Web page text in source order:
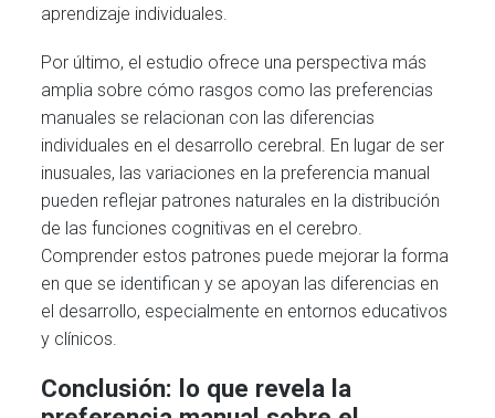
aprendizaje individuales.
Por último, el estudio ofrece una perspectiva más
amplia sobre cómo rasgos como las preferencias
manuales se relacionan con las diferencias
individuales en el desarrollo cerebral. En lugar de ser
inusuales, las variaciones en la preferencia manual
pueden reflejar patrones naturales en la distribución
de las funciones cognitivas en el cerebro.
Comprender estos patrones puede mejorar la forma
en que se identifican y se apoyan las diferencias en
el desarrollo, especialmente en entornos educativos
y clínicos.
Conclusión: lo que revela la